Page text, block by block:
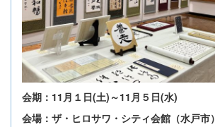
会期：11月１日(土)～11月５日(水)
会場：ザ・ヒロサワ・シティ会館（水戸市）